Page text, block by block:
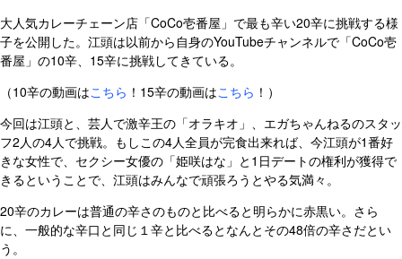
大人気カレーチェーン店「CoCo壱番屋」で最も辛い20辛に挑戦する様
子を公開した。江頭は以前から自身のYouTubeチャンネルで「CoCo壱
番屋」の10辛、15辛に挑戦してきている。
（10辛の動画はこちら ！15辛の動画はこちら ！）
今回は江頭と、芸人で激辛王の「オラキオ」、エガちゃんねるのスタッ
フ2人の4人で挑戦。もしこの4人全員が完食出来れば、今江頭が1番好
きな女性で、セクシー女優の「姫咲はな」と1日デートの権利が獲得で
きるということで、江頭はみんなで頑張ろうとやる気満々。
20辛のカレーは普通の辛さのものと比べると明らかに赤黒い。さら
に、一般的な辛口と同じ１辛と比べるとなんとその48倍の辛さだとい
う。